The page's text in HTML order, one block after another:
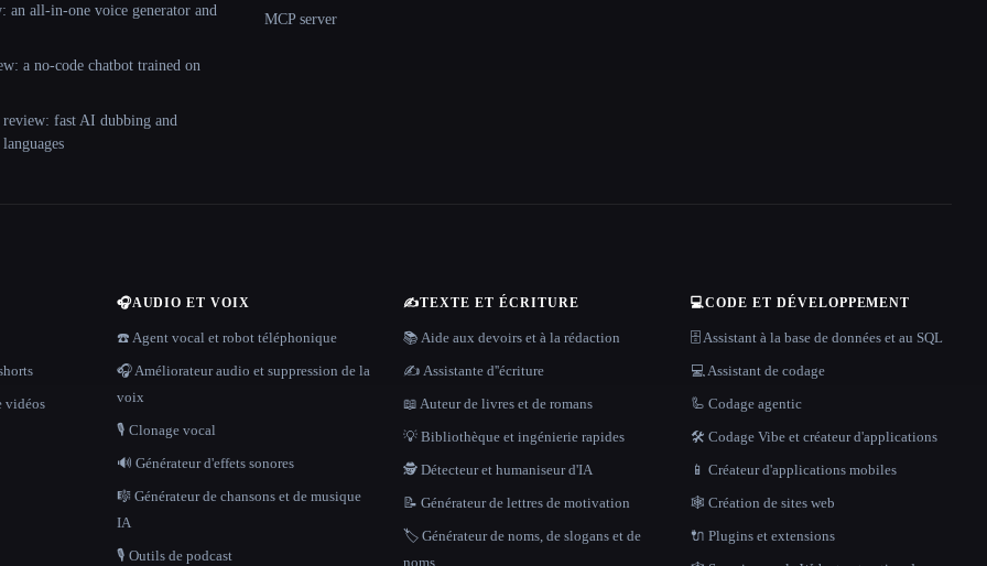
an all-in-one voice generator and
a no-code chatbot trained on
fast AI dubbing and
MCP server
vidéos
🎧AUDIO ET VOIX
☎️ Agent vocal et robot téléphonique
🎧 Améliorateur audio et suppression de la
voix
🎙️ Clonage vocal
🔊 Générateur d'effets sonores
🎼 Générateur de chansons et de musique
IA
🎙️ Outils de podcast
✍️TEXTE ET ÉCRITURE
📚 Aide aux devoirs et à la rédaction
✍️ Assistante d''écriture
📖 Auteur de livres et de romans
💡 Bibliothèque et ingénierie rapides
🕵️ Détecteur et humaniseur d'IA
📝 Générateur de lettres de motivation
🏷️ Générateur de noms, de slogans et de
noms
💻CODE ET DÉVELOPPEMENT
🗄️ Assistant à la base de données et au SQL
💻 Assistant de codage
🦾 Codage agentic
🛠️ Codage Vibe et créateur d'applications
📱 Créateur d'applications mobiles
🕸 Création de sites web
🔌 Plugins et extensions